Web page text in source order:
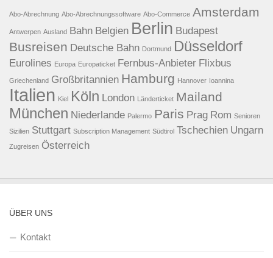
Abo-Abrechnung Abo-Abrechnungssoftware Abo-Commerce Amsterdam
Antwerpen Ausland Bahn Belgien Berlin Budapest
Busreisen Deutsche Bahn Dortmund Düsseldorf
Eurolines Europa Europaticket Fernbus-Anbieter Flixbus
Griechenland Großbritannien Hamburg Hannover Ioannina
Italien Kiel Köln London Länderticket Mailand
München Niederlande Palermo Paris Prag Rom Senioren
Sizilien Stuttgart Subscription Management Südtirol Tschechien Ungarn
Zugreisen Österreich
ÜBER UNS
Kontakt